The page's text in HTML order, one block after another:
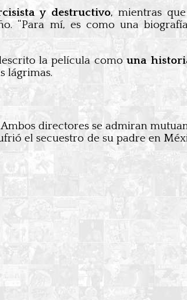
y destructivo, mientras
“Para mí, es como una
la película comouna
lágrimas.
directores se admiran
el secuestro de su padre en